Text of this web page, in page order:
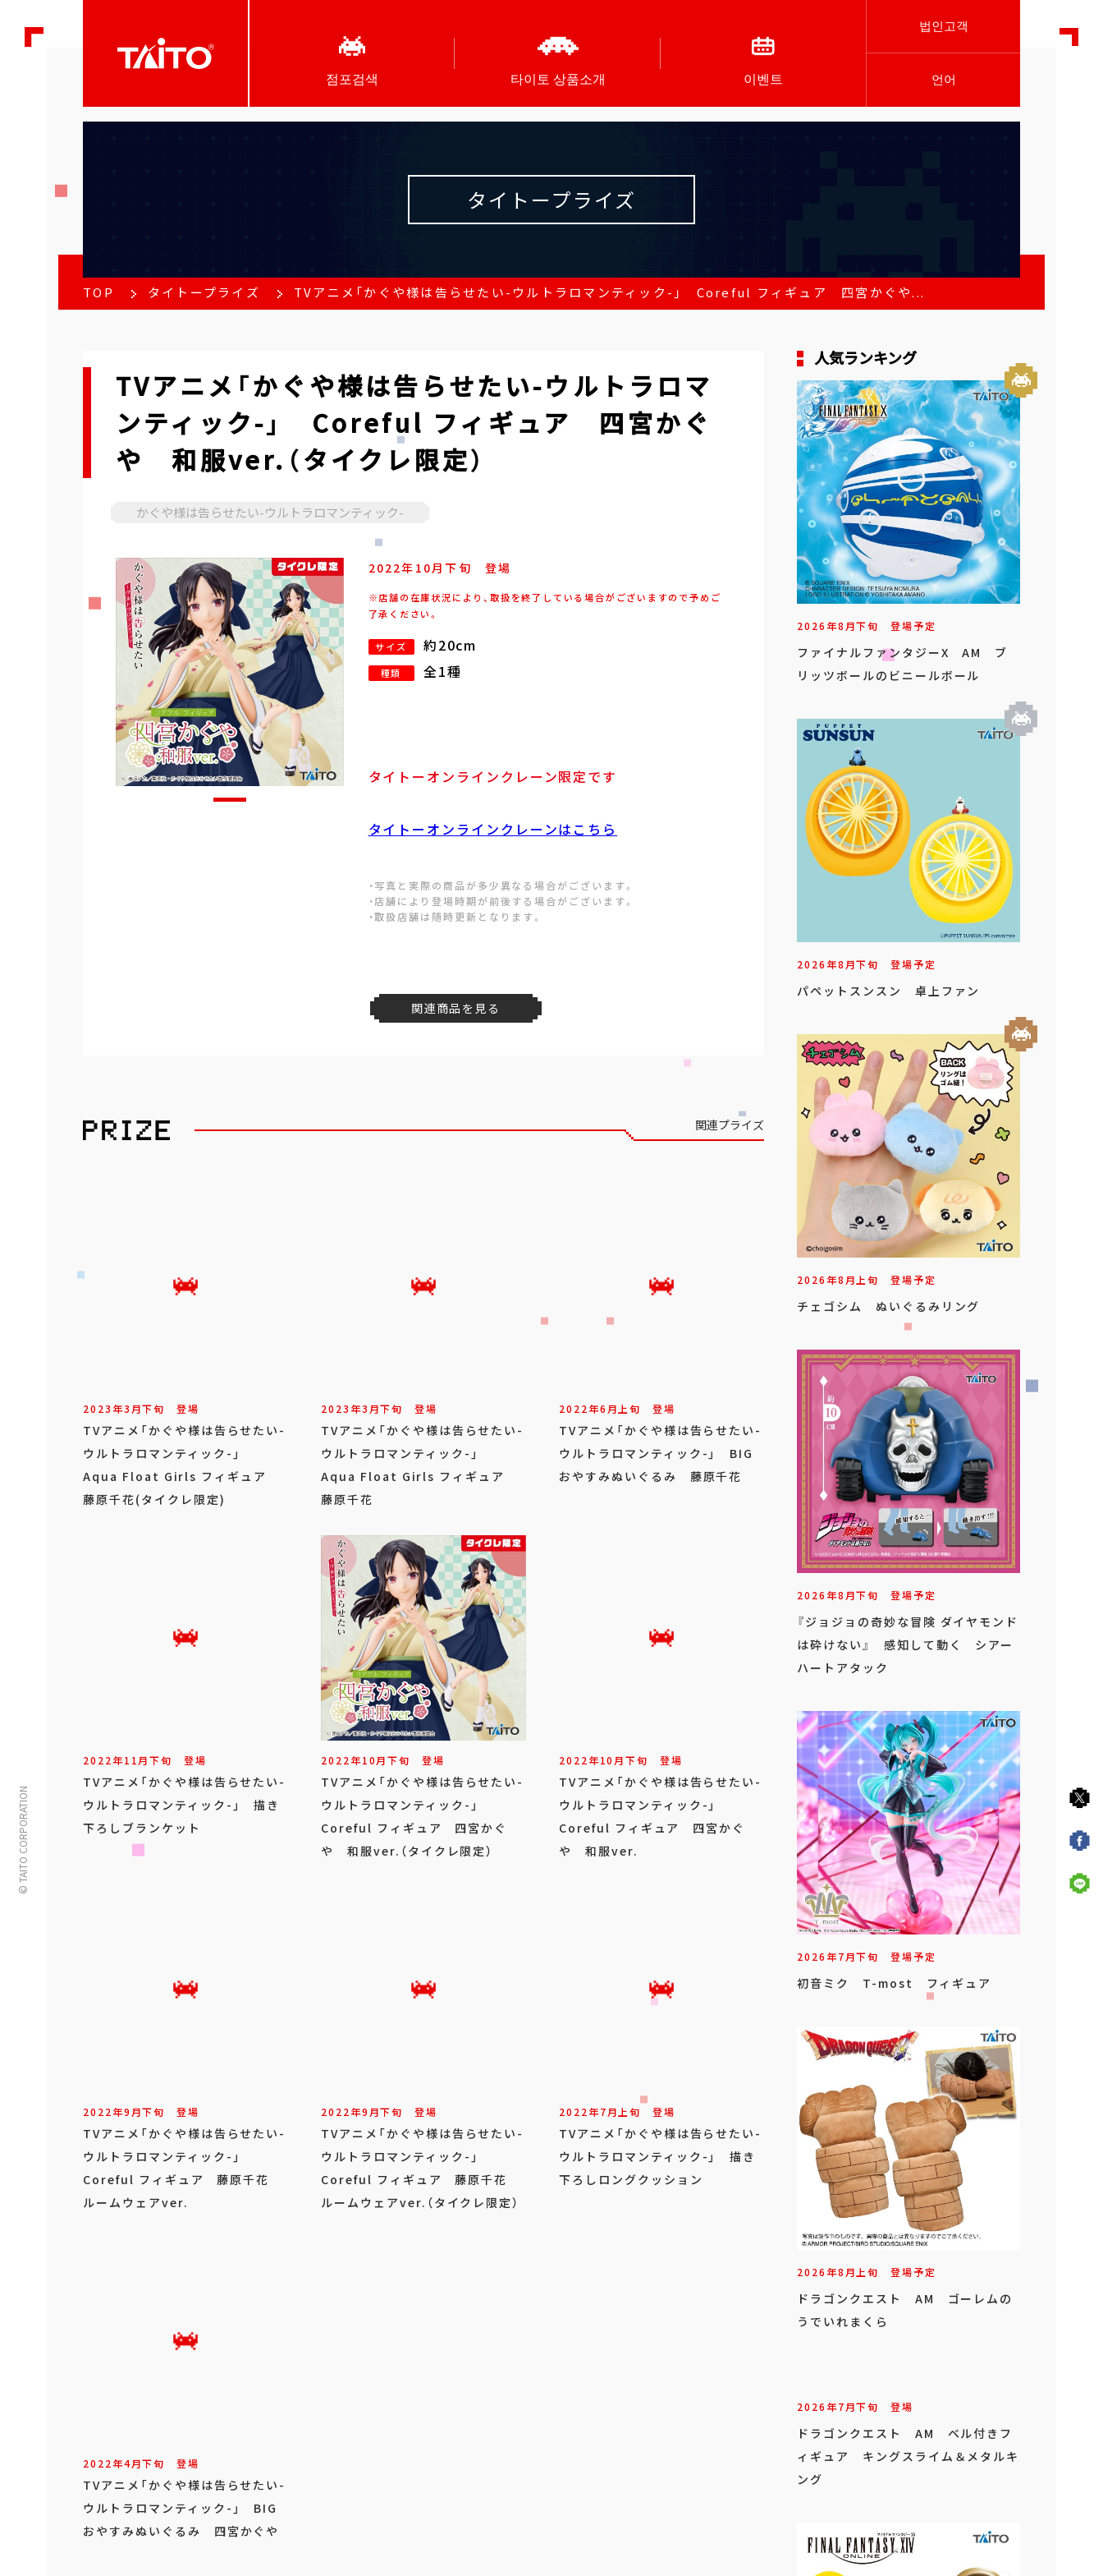
점포검색 타이토 상품소개 이벤트
법인고객
언어
© TAITO CORPORATION
タイトープライズ
TOP タイトープライズ TVアニメ「かぐや様は告らせたい-ウルトラロマンティック-」 Coreful フィギュア 四宮かぐや...
TVアニメ「かぐや様は告らせたい-ウルトラロマ
ンティック-」 Coreful フィギュア 四宮かぐ
や 和服ver.（タイクレ限定）
かぐや様は告らせたい-ウルトラロマンティック-
2022年 10月下旬 登場
※店舗の在庫状況により、取扱を終了している場合がございますので予めご
了承ください。
サイズ 約20cm
種類 全1種
タイトーオンラインクレーン限定です
タイトーオンラインクレーンはこちら
・写真と実際の商品が多少異なる場合がございます。
・店舗により登場時期が前後する場合がございます。
・取扱店舗は随時更新となります。
関連商品を見る
関連プライズ
2023年3月下旬 登場
TVアニメ「かぐや様は告らせたい-
ウルトラロマンティック-」
Aqua Float Girls フィギュア
藤原千花(タイクレ限定)
2023年3月下旬 登場
TVアニメ「かぐや様は告らせたい-
ウルトラロマンティック-」
Aqua Float Girls フィギュア
藤原千花
2022年6月上旬 登場
TVアニメ「かぐや様は告らせたい-
ウルトラロマンティック-」 BIG
おやすみぬいぐるみ 藤原千花
2022年11月下旬 登場
TVアニメ「かぐや様は告らせたい-
ウルトラロマンティック-」 描き
下ろしブランケット
2022年10月下旬 登場
TVアニメ「かぐや様は告らせたい-
ウルトラロマンティック-」
Coreful フィギュア 四宮かぐ
や 和服ver.（タイクレ限定）
2022年10月下旬 登場
TVアニメ「かぐや様は告らせたい-
ウルトラロマンティック-」
Coreful フィギュア 四宮かぐ
や 和服ver.
2022年9月下旬 登場
TVアニメ「かぐや様は告らせたい-
ウルトラロマンティック-」
Coreful フィギュア 藤原千花
ルームウェアver.
2022年9月下旬 登場
TVアニメ「かぐや様は告らせたい-
ウルトラロマンティック-」
Coreful フィギュア 藤原千花
ルームウェアver.（タイクレ限定）
2022年7月上旬 登場
TVアニメ「かぐや様は告らせたい-
ウルトラロマンティック-」 描き
下ろしロングクッション
2022年4月下旬 登場
TVアニメ「かぐや様は告らせたい-
ウルトラロマンティック-」 BIG
おやすみぬいぐるみ 四宮かぐや
人気ランキング
2026年8月下旬 登場予定
ファイナルファンタジーX AM ブ
リッツボールのビニールボール
2026年8月下旬 登場予定
パペットスンスン 卓上ファン
2026年8月上旬 登場予定
チェゴシム ぬいぐるみリング
2026年8月下旬 登場予定
『ジョジョの奇妙な冒険 ダイヤモンド
は砕けない』 感知して動く シアー
ハートアタック
2026年7月下旬 登場予定
初音ミク T-most フィギュア
2026年8月上旬 登場予定
ドラゴンクエスト AM ゴーレムの
うでいれまくら
2026年7月下旬 登場
ドラゴンクエスト AM ベル付きフ
ィギュア キングスライム＆メタルキ
ング